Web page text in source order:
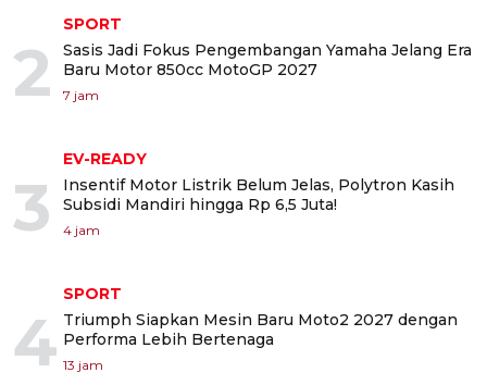
2
SPORT
Sasis Jadi Fokus Pengembangan Yamaha Jelang Era
Baru Motor 850cc MotoGP 2027
7 jam
3
EV-READY
Insentif Motor Listrik Belum Jelas, Polytron Kasih
Subsidi Mandiri hingga Rp 6,5 Juta!
4 jam
4
SPORT
Triumph Siapkan Mesin Baru Moto2 2027 dengan
Performa Lebih Bertenaga
13 jam